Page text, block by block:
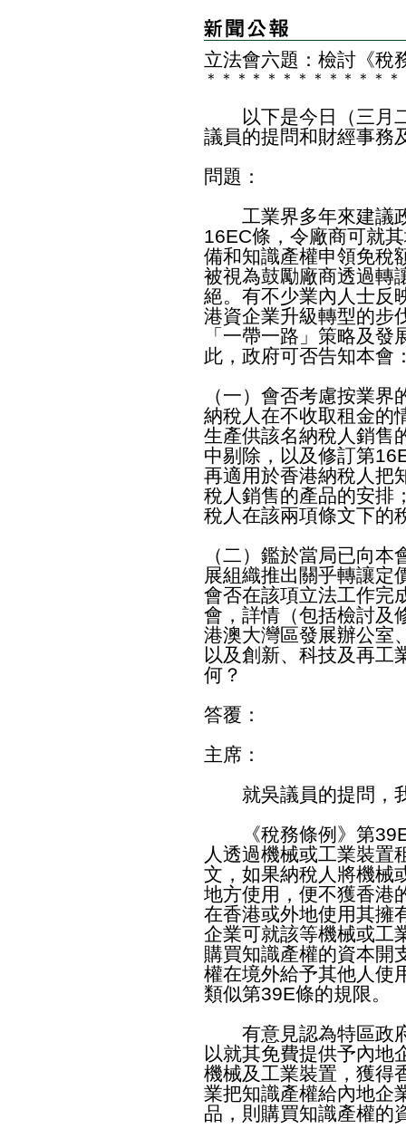
立法會六題： 檢討《稅
＊ ＊ ＊ ＊ ＊ ＊ ＊ ＊ ＊ ＊ ＊ ＊ ＊
以下是今日（三月二
議員的提問和財經事務
問題：
工業界多年來建議政
16EC條，令廠商可就
備和知識產權申領免稅
被視為鼓勵廠商透過轉
絕。有不少業內人士反
港資企業升級轉型的步
「一帶一路」策略及
此，政府可否告知本會
（一）會否考慮按業
納稅人在不收取租金的
生產供該名納稅人銷售
中剔除，以及修訂第
再適用於香港納稅人把
稅人銷售的產品的安排
稅人在該兩項條文下的
（二）鑑於當局已向
展組織推出關乎轉讓定
會否在該項立法工作完
會，詳情（包括檢討及
港澳大灣區發展辦公室
以及創新、科技及再工
何？
答覆：
主席：
就吳議員的提問，
《稅務條例》第39E
人透過機械或工業裝置
文，如果納稅人將機械
地方使用，便不獲香港
在香港或外地使用其擁
企業可就該等機械或工
購買知識產權的資本開
權在境外給予其他人使
類似第39E條的規限。
有意見認為特區政府
以就其免費提供予內地
機械及工業裝置，獲得
業把知識產權給內地企
品，則購買知識產權的